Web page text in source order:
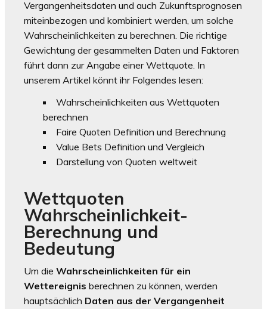
Vergangenheitsdaten und auch Zukunftsprognosen
miteinbezogen und kombiniert werden, um solche
Wahrscheinlichkeiten zu berechnen. Die richtige
Gewichtung der gesammelten Daten und Faktoren
führt dann zur Angabe einer Wettquote. In
unserem Artikel könnt ihr Folgendes lesen:
Wahrscheinlichkeiten aus Wettquoten
berechnen
Faire Quoten Definition und Berechnung
Value Bets Definition und Vergleich
Darstellung von Quoten weltweit
Wettquoten
Wahrscheinlichkeit-
Berechnung und
Bedeutung
Um die Wahrscheinlichkeiten für ein
Wettereignis berechnen zu können, werden
hauptsächlich Daten aus der Vergangenheit